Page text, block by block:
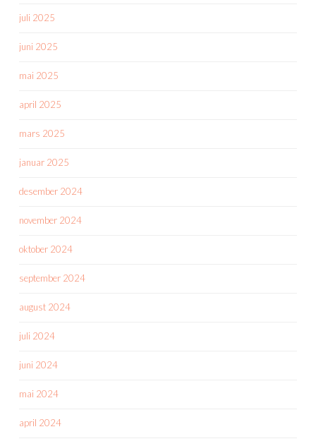
juli 2025
juni 2025
mai 2025
april 2025
mars 2025
januar 2025
desember 2024
november 2024
oktober 2024
september 2024
august 2024
juli 2024
juni 2024
mai 2024
april 2024